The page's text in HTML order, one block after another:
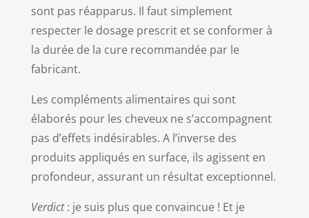
sont pas réapparus. Il faut simplement
respecter le dosage prescrit et se conformer à
la durée de la cure recommandée par le
fabricant.
Les compléments alimentaires qui sont
élaborés pour les cheveux ne s’accompagnent
pas d’effets indésirables. A l’inverse des
produits appliqués en surface, ils agissent en
profondeur, assurant un résultat exceptionnel.
Verdict: je suis plus que convaincue ! Et je